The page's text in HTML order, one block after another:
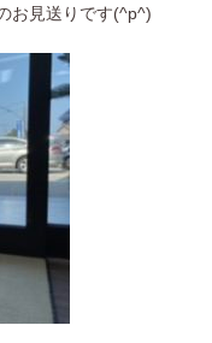
お見送りです(^p^)